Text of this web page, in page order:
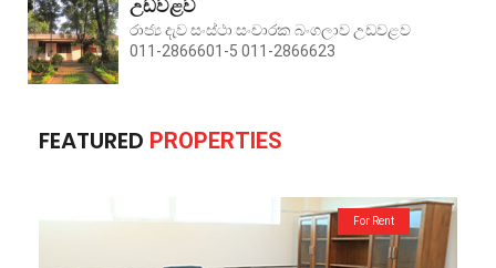
උඩවළව
රාජ්‍ය දැව සංස්ථා සංචාරක බංගලාව උඩවළව
011-2866601-5 011-2866623
FEATURED PROPERTIES
For Rent